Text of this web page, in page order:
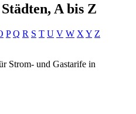
A bis Z
P Q R S T U V W X Y Z
Strom- und Gastarife in